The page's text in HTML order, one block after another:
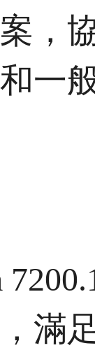
，
一
滿